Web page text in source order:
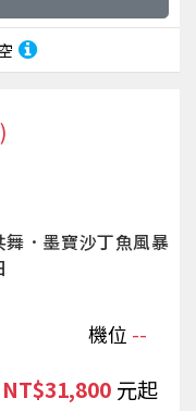
舞．墨寶沙丁魚風暴
機位 --
NT$31,800 起